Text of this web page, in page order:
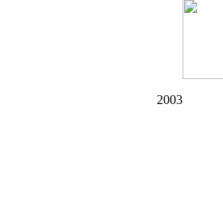
2003